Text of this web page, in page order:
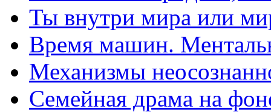
Ты внутри мира или
Время машин.
Механизмы
Семейная драма на